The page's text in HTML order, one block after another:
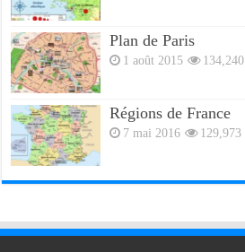
Plan de Paris
1 août 2015 134,240
Régions de France
7 mai 2016 129,973